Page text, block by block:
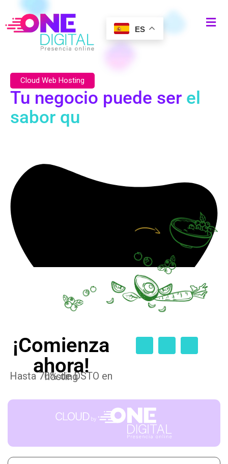
ES
Cloud Web Hosting
Tu negocio puede ser
¡Comienza
ahora!
Hasta 70% de DSTO en hosting